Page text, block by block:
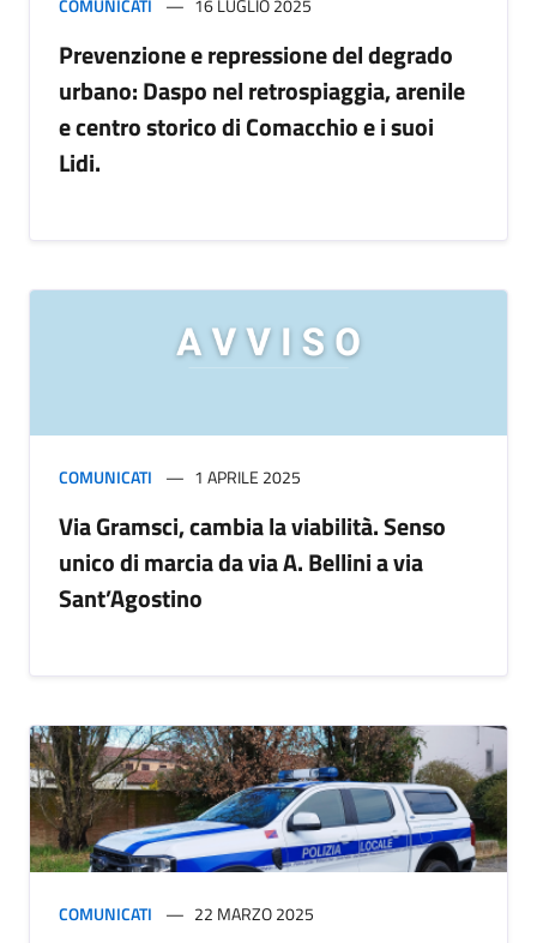
Prevenzione e repressione del degrado
urbano: Daspo nel retrospiaggia, arenile
e centro storico di Comacchio e i suoi
Lidi.
COMUNICATI 1 APRILE 2025
Via Gramsci, cambia la viabilità. Senso
unico di marcia da via A. Bellini a via
Sant’Agostino
COMUNICATI 22 MARZO 2025